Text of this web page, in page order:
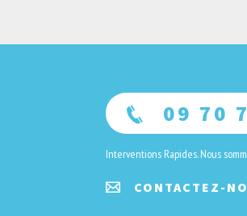
09 70
Interventions Rapides. Nous
CONTACTEZ-